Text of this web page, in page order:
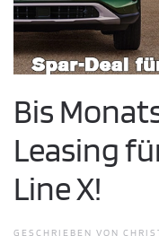
Bis
Leasing
Line X!
GESCHRIEBEN VON